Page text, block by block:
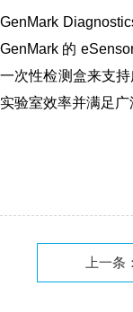
GenMark
GenMark 的
一次性检测盒来支
实验室效率并满足
上一条：